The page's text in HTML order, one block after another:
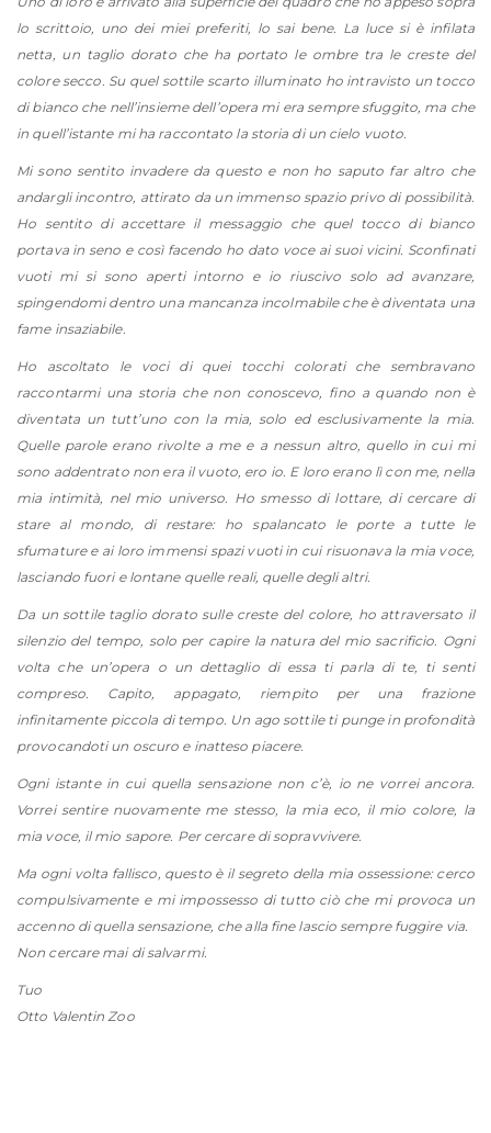
lo scrittoio, uno dei miei preferiti, lo sai bene. La luce si è infilata
netta, un taglio dorato che ha portato le ombre tra le creste del
colore secco. Su quel sottile scarto illuminato ho intravisto un tocco
di bianco che nell’insieme dell’opera mi era sempre sfuggito, ma che
in quell’istante mi ha raccontato la storia di un cielo vuoto.
Mi sono sentito invadere da questo e non ho saputo far altro che
andargli incontro, attirato da un immenso spazio privo di possibilità.
Ho sentito di accettare il messaggio che quel tocco di bianco
portava in seno e così facendo ho dato voce ai suoi vicini. Sconfinati
vuoti mi si sono aperti intorno e io riuscivo solo ad avanzare,
spingendomi dentro una mancanza incolmabile che è diventata una
fame insaziabile.
Ho ascoltato le voci di quei tocchi colorati che sembravano
raccontarmi una storia che non conoscevo, fino a quando non è
diventata un tutt’uno con la mia, solo ed esclusivamente la mia.
Quelle parole erano rivolte a me e a nessun altro, quello in cui mi
sono addentrato non era il vuoto, ero io. E loro erano lì con me, nella
mia intimità, nel mio universo. Ho smesso di lottare, di cercare di
stare al mondo, di restare: ho spalancato le porte a tutte le
sfumature e ai loro immensi spazi vuoti in cui risuonava la mia voce,
lasciando fuori e lontane quelle reali, quelle degli altri.
Da un sottile taglio dorato sulle creste del colore, ho attraversato il
silenzio del tempo, solo per capire la natura del mio sacrificio. Ogni
volta che un’opera o un dettaglio di essa ti parla di te, ti senti
compreso. Capito, appagato, riempito per una frazione
infinitamente piccola di tempo. Un ago sottile ti punge in profondità
provocandoti un oscuro e inatteso piacere.
Ogni istante in cui quella sensazione non c’è, io ne vorrei ancora.
Vorrei sentire nuovamente me stesso, la mia eco, il mio colore, la
mia voce, il mio sapore. Per cercare di sopravvivere.
Ma ogni volta fallisco, questo è il segreto della mia ossessione: cerco
compulsivamente e mi impossesso di tutto ciò che mi provoca un
accenno di quella sensazione, che alla fine lascio sempre fuggire via.
Non cercare mai di salvarmi.
Tuo
Otto Valentin Zoo